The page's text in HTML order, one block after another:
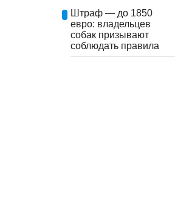
Штраф — до 1850
евро: владельцев
собак призывают
соблюдать правила